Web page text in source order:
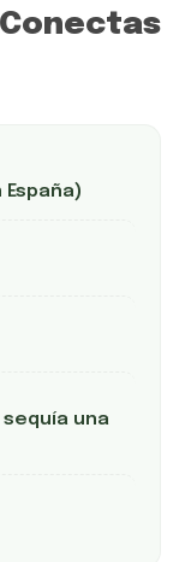
España)
una